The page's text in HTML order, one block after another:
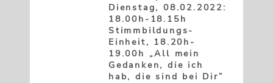
Dienstag, 08.02.2022:
18.00h-18.15h
Stimmbildungs-
Einheit, 18.20h-
19.00h „All mein
Gedanken, die ich
hab, die sind bei Dir”